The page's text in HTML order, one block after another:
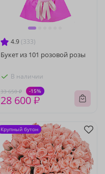
4.9 (333)
Букет из 101 розовой розы
В наличии
33 650 ₽ -15%
28 600 ₽
Крупный бутон